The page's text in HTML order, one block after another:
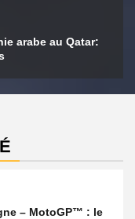
arabe au Qatar:
– MotoGP™ : le